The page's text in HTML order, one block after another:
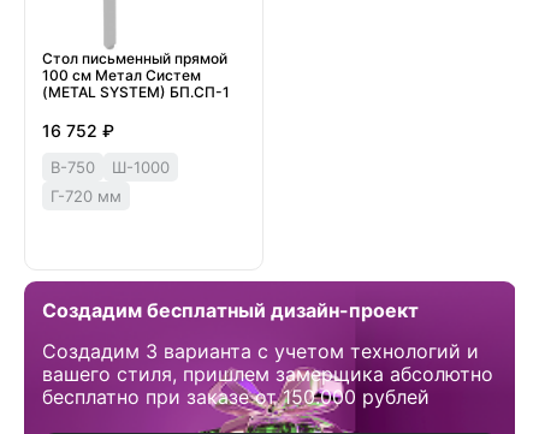
Стол письменный прямой
100 см Метал Систем
(METAL SYSTEM) БП.СП-1
16 752 ₽
В-750
Ш-1000
Г-720 мм
Создадим бесплатный дизайн-проект
Создадим 3 варианта с учетом технологий и
вашего стиля, пришлем замерщика абсолютно
бесплатно при заказе от 150.000 рублей